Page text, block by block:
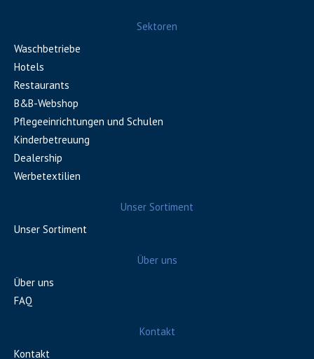
Sektoren
Waschbetriebe
Hotels
Restaurants
B&B-Webshop
Pflegeeinrichtungen und Schulen
Kinderbetreuung
Dealership
Werbetextilien
Unser Sortiment
Unser Sortiment
Über uns
Über uns
FAQ
Kontakt
Kontakt